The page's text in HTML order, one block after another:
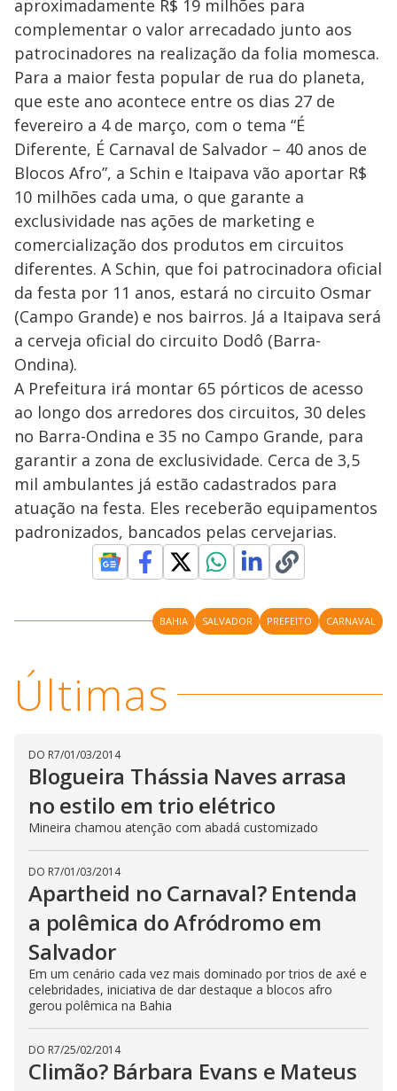
aproximadamente R$ 19 milhões para
complementar o valor arrecadado junto aos
patrocinadores na realização da folia momesca.
Para a maior festa popular de rua do planeta,
que este ano acontece entre os dias 27 de
fevereiro a 4 de março, com o tema “É
Diferente, É Carnaval de Salvador – 40 anos de
Blocos Afro”, a Schin e Itaipava vão aportar R$
10 milhões cada uma, o que garante a
exclusividade nas ações de marketing e
comercialização dos produtos em circuitos
diferentes. A Schin, que foi patrocinadora oficial
da festa por 11 anos, estará no circuito Osmar
(Campo Grande) e nos bairros. Já a Itaipava será
a cerveja oficial do circuito Dodô (Barra-
Ondina).
A Prefeitura irá montar 65 pórticos de acesso
ao longo dos arredores dos circuitos, 30 deles
no Barra-Ondina e 35 no Campo Grande, para
garantir a zona de exclusividade. Cerca de 3,5
mil ambulantes já estão cadastrados para
atuação na festa. Eles receberão equipamentos
padronizados, bancados pelas cervejarias.
BAHIA SALVADOR PREFEITO CARNAVAL
Últimas
DO R7/01/03/2014
Blogueira Thássia Naves arrasa
no estilo em trio elétrico
Mineira chamou atenção com abadá customizado
DO R7/01/03/2014
Apartheid no Carnaval? Entenda
a polêmica do Afródromo em
Salvador
Em um cenário cada vez mais dominado por trios de axé e
celebridades, iniciativa de dar destaque a blocos afro
gerou polêmica na Bahia
DO R7/25/02/2014
Climão? Bárbara Evans e Mateus